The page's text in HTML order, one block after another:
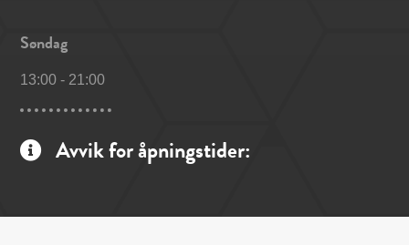
Søndag
13:00 - 21:00
Avvik for åpningstider: